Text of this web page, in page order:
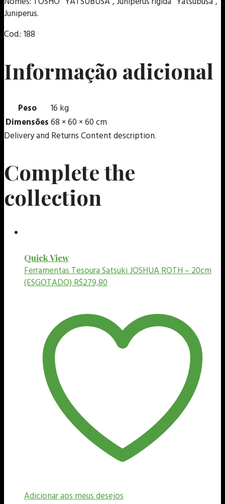
Juniperus.
Cod.: 188
Informação adicional
Peso
16 kg
Dimensões68 × 60 × 60 cm
Delivery and Returns Content description.
Complete the
collection
Quick View
FerramentasTesoura Satsuki JOSHUA ROTH – 20cm
(ESGOTADO)R$279,80
Adicionar aos meus desejos